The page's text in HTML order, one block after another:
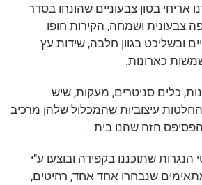
אריחי בטון צבעוניים שהונחו בסדר
צבעונית ושמחה, הקירות חופו
ובשליכט בגוון חלבה, שידות עץ
כארונות.
כלים סניטרים, מעקות, שיש
החלטות עיצוביות שהמכלול שלהן מרכיב
הזה שהנו בית…
שתוכננו בקפידה ובוצעו ע"י
שנבחרו אחד אחד, רהיטים,